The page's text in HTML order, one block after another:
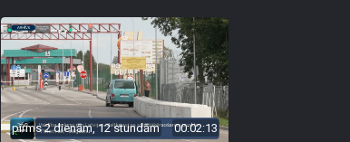
pirms 2 dienām, 12 stundām 00:02:13